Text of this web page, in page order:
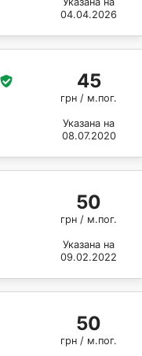
04.04.2026
45
грн / м.пог.
Указана на
08.07.2020
50
грн / м.пог.
Указана на
09.02.2022
50
грн / м.пог.